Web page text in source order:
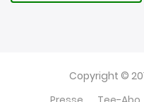
Copyright ©